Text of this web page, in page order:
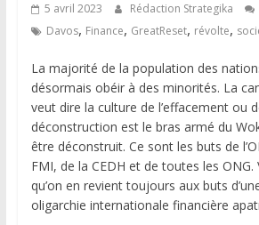
5 avril 2023 Rédaction Strategika
Davos, Finance, GreatReset, révolte,
La majorité de la population des
désormais obéir à des minorités. La
veut dire la culture de l’effacement ou
déconstruction est le bras armé du
être déconstruit. Ce sont les buts de
FMI, de la CEDH et de toutes les
qu’on en revient toujours aux buts
oligarchie internationale financière